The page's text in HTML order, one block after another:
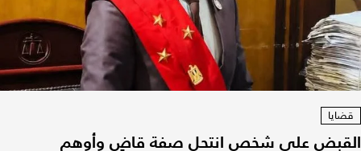
قضايا
القبض على شخص انتحل صفة قاضٍ وأوهم